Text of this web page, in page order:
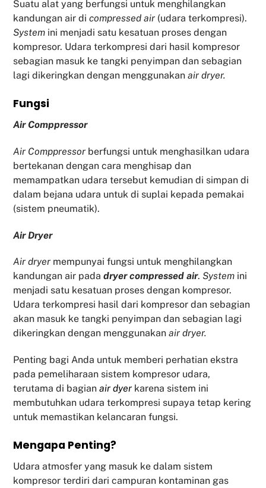
Suatu alat yang berfungsi untuk menghilangkan
kandungan air dicompressed air (udara terkompresi).
System ini menjadi satu kesatuan proses dengan
kompresor. Udara terkompresi dari hasil kompresor
sebagian masuk ke tangki penyimpan dan sebagian
lagi dikeringkan dengan menggunakan air dryer.
Fungsi
Air Comppressor
Air Comppressor berfungsi untuk menghasilkan udara
bertekanan dengan cara menghisap dan
memampatkan udara tersebut kemudian di simpan di
dalam bejana udara untuk di suplai kepada pemakai
(sistem pneumatik).
Air Dryer
Air dryer mempunyai fungsi untuk menghilangkan
kandungan air padadryer compressed air.System ini
menjadi satu kesatuan proses dengan kompresor.
Udara terkompresi hasil dari kompresor dan sebagian
akan masuk ke tangki penyimpan dan sebagian lagi
dikeringkan dengan menggunakanair dryer.
Penting bagi Anda untuk memberi perhatian ekstra
pada pemeliharaan sistem kompresor udara,
terutama di bagianair dyer karena sistem ini
membutuhkan udara terkompresi supaya tetap kering
untuk memastikan kelancaran fungsi.
Mengapa Penting?
Udara atmosfer yang masuk ke dalam sistem
kompresor terdiri dari campuran kontaminan gas